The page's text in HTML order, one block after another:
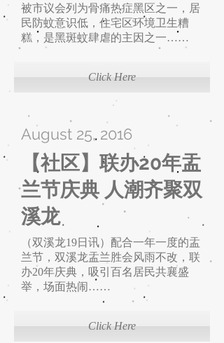
被市议会列为骨痛热症黑区之一，居
民防蚊意识低，住宅区环境卫生糟
糕，是黑斑蚊肆虐的主因之一……
Click Here
August 25, 2016
【社区】联办20年盂
兰节庆典 人潮齐聚双
溪龙
（双溪龙19日讯）配合一年一度的盂
兰节，双溪龙盂兰胜会风雨不改，联
办20年庆典，吸引百名居民共襄盛
举，场面热闹……
Click Here